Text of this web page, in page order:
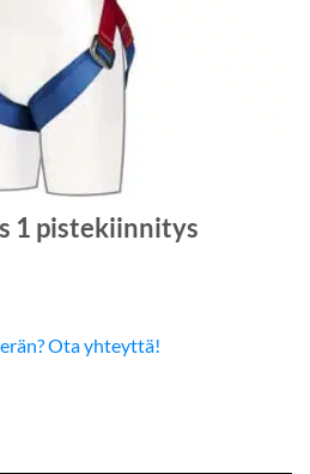
1 pistekiinnitys
Ota yhteyttä!